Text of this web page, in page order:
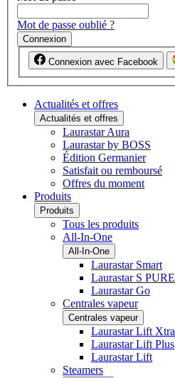
Mot de passe oublié ?
Connexion
Connexion avec Facebook
Actualités et offres
Actualités et offres
Laurastar Aura
Laurastar by BOSS
Édition Germanier
Satisfait ou remboursé
Offres du moment
Produits
Produits
Tous les produits
All-In-One
All-In-One
Laurastar Smart
Laurastar S PURE
Laurastar Go
Centrales vapeur
Centrales vapeur
Laurastar Lift Xtra
Laurastar Lift Plus
Laurastar Lift
Steamers